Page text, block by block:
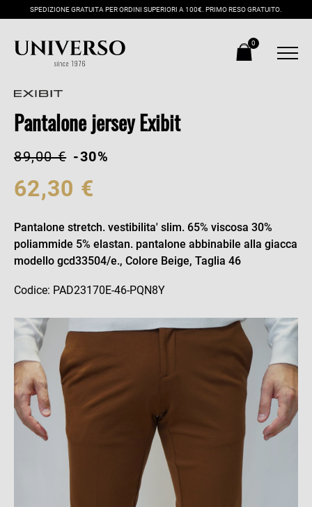
SPEDIZIONE GRATUITA PER ORDINI SUPERIORI A 100€. PRIMO RESO GRATUITO.
0
Pantalone jersey Exibit
89,00 € -30%
62,30 €
Pantalone stretch. vestibilita' slim. 65% viscosa 30%
poliammide 5% elastan. pantalone abbinabile alla giacca
modello gcd33504/e., Colore Beige, Taglia 46
Codice: PAD23170E-46-PQN8Y